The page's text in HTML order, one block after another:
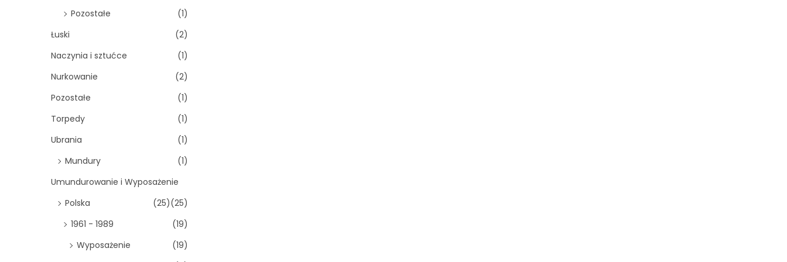
Pozostałe
(1)
Łuski
(2)
Naczynia i sztućce
(1)
Nurkowanie
(2)
Pozostałe
(1)
Torpedy
(1)
Ubrania
(1)
Mundury
(1)
Umundurowanie i Wyposażenie
(25)
Polska
(25)
1961 - 1989
(19)
Wyposażenie
(19)